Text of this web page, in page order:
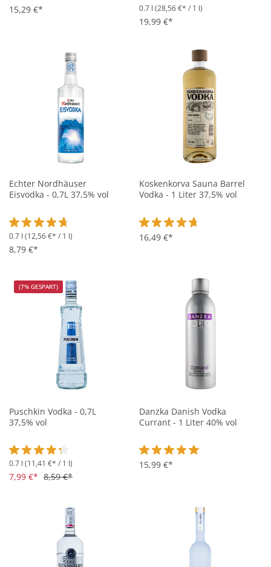
Durchschnittliche Bewertung von 5 von 5 Sternen
15,29 €* Durchschnittliche Bewertung
0.7 l (28,56 €* / 1 l)
19,99 €*
Echter Nordhäuser
Eisvodka - 0,7L 37,5% vol
Durchschnittliche Bewertung von 4.7 von 5 Sternen
0.7 l (12,56 €* / 1 l)
8,79 €*
Koskenkorva Sauna Barrel
Vodka - 1 Liter 37,5% vol
Durchschnittliche Bewertung
16,49 €*
(7% GESPART)
Puschkin Vodka - 0,7L
37,5% vol
Durchschnittliche Bewertung von 4.3 von 5 Sternen
0.7 l (11,41 €* / 1 l)
7,99 €* 8,59 €*
Danzka Danish Vodka
Currant - 1 Liter 40% vol
Durchschnittliche Bewertung
15,99 €*